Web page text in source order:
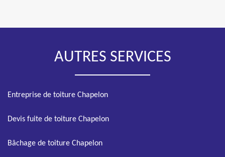
AUTRES SERVICES
Entreprise de toiture Chapelon
Devis fuite de toiture Chapelon
Bâchage de toiture Chapelon